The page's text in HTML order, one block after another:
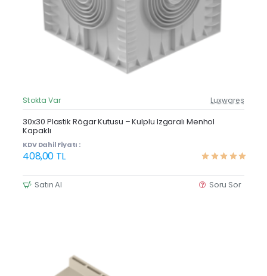
Güncel Fiyat
Stokta Var Luxwares
30x30 Plastik Rögar Kutusu – Kulplu Izgaralı Menhol
Kapaklı
KDV Dahil Fiyatı :
408,00 TL
Satın Al Soru Sor